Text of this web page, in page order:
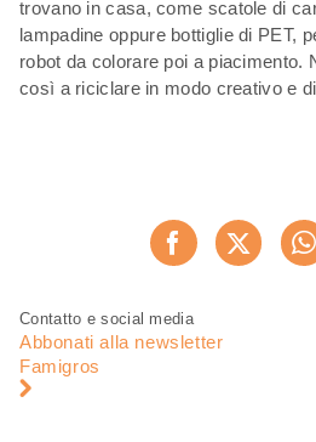
trovano in casa, come scatole di
lampadine oppure bottiglie di PET,
robot da colorare poi a piacimento.
così a riciclare in modo creativo e
Piè
pagina
Navigazione
pagina
Contatto e social media
Abbonati alla newsletter
Famigros